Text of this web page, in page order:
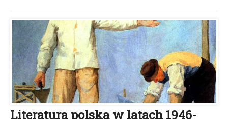
Literatura polska w latach 1946-